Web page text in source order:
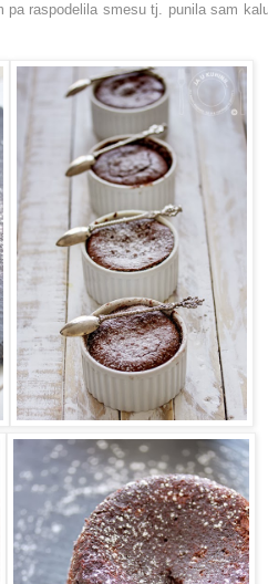
pa raspodelila smesu tj. punila sam